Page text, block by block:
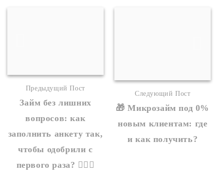
Предыдущий Пост
Займ без лишних
вопросов: как
заполнить анкету так,
чтобы одобрили с
первого раза? 🕵️‍♂️💼
Следующий Пост
🎁 Микрозайм под 0%
новым клиентам: где
и как получить?